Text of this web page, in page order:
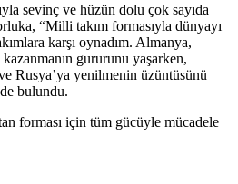
sevinç ve hüzün dolu çok sayıda
“Milli takım formasıyla dünyayı
karşı oynadım. Almanya,
gururunu yaşarken,
Rusya’ya yenilmenin üzüntüsünü
bulundu.
forması için tüm gücüyle mücadele